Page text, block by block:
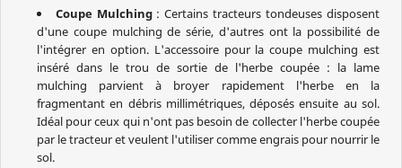
Coupe Mulching: Certains tracteurs tondeuses disposent
d'une coupe mulching de série, d'autres ont la possibilité de
l'intégrer en option. L'accessoire pour la coupe mulching est
inséré dans le trou de sortie de l'herbe coupée : la lame
mulching parvient à broyer rapidement l'herbe en la
fragmentant en débris millimétriques, déposés ensuite au sol.
Idéal pour ceux qui n'ont pas besoin de collecter l'herbe coupée
par le tracteur et veulent l'utiliser comme engrais pour nourrir le
sol.